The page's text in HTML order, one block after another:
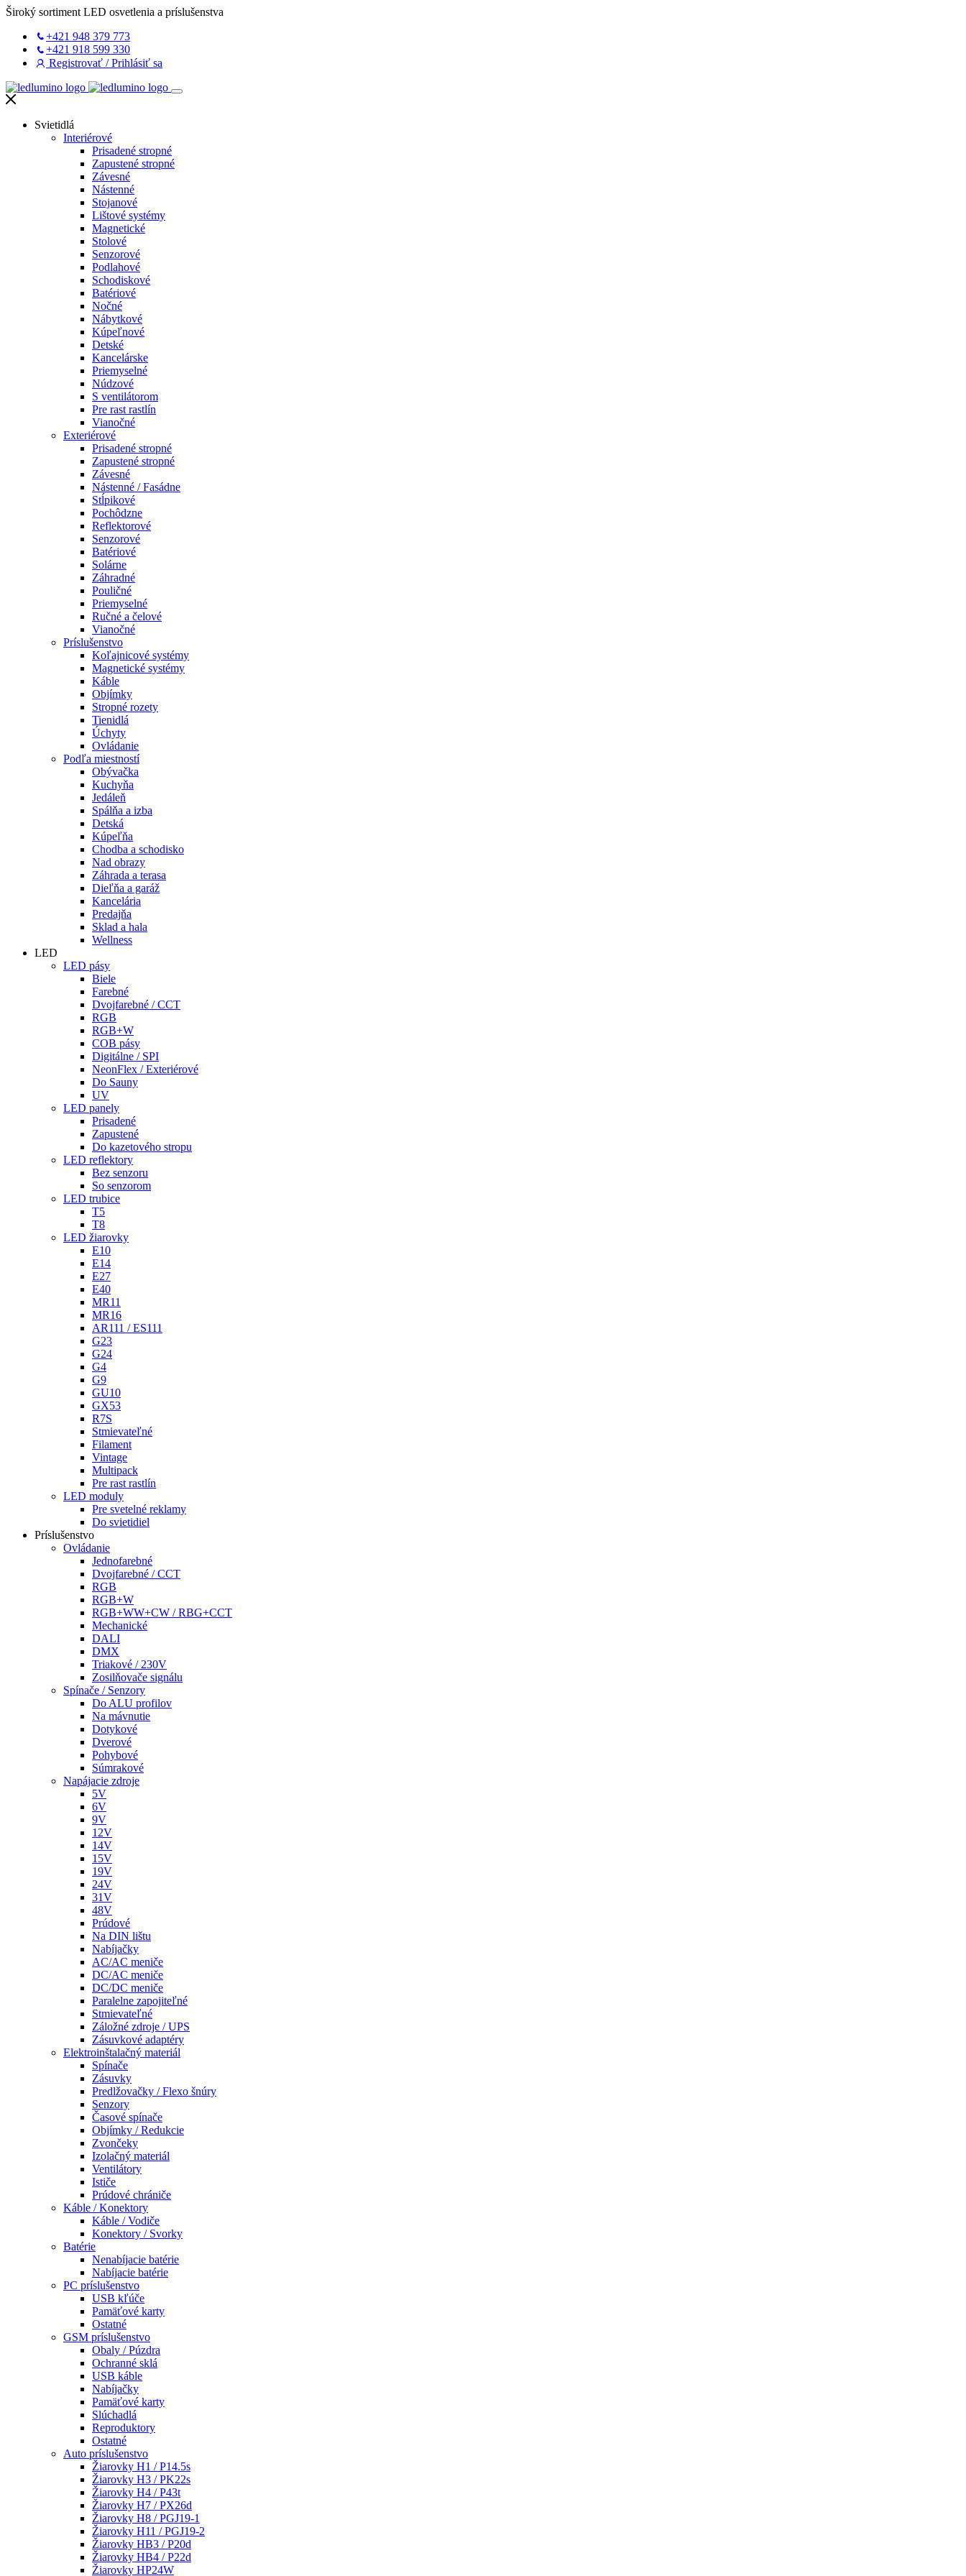
Široký sortiment LED osvetlenia a príslušenstva
+421 948 379 773
+421 918 599 330
Registrovať /Prihlásiť sa
Svietidlá
Interiérové
Prisadené stropné
Zapustené stropné
Závesné
Nástenné
Stojanové
Lištové systémy
Magnetické
Stolové
Senzorové
Podlahové
Schodiskové
Batériové
Nočné
Nábytkové
Kúpeľnové
Detské
Kancelárske
Priemyselné
Núdzové
S ventilátorom
Pre rast rastlín
Vianočné
Exteriérové
Prisadené stropné
Zapustené stropné
Závesné
Nástenné / Fasádne
Stĺpikové
Pochôdzne
Reflektorové
Senzorové
Batériové
Solárne
Záhradné
Pouličné
Priemyselné
Ručné a čelové
Vianočné
Príslušenstvo
Koľajnicové systémy
Magnetické systémy
Káble
Objímky
Stropné rozety
Tienidlá
Úchyty
Ovládanie
Podľa miestností
Obývačka
Kuchyňa
Jedáleň
Spálňa a izba
Detská
Kúpeľňa
Chodba a schodisko
Nad obrazy
Záhrada a terasa
Dieľňa a garáž
Kancelária
Predajňa
Sklad a hala
Wellness
LED
LED pásy
Biele
Farebné
Dvojfarebné / CCT
RGB
RGB+W
COB pásy
Digitálne / SPI
NeonFlex / Exteriérové
Do Sauny
UV
LED panely
Prisadené
Zapustené
Do kazetového stropu
LED reflektory
Bez senzoru
So senzorom
LED trubice
T5
T8
LED žiarovky
E10
E14
E27
E40
MR11
MR16
AR111 / ES111
G23
G24
G4
G9
GU10
GX53
R7S
Stmievateľné
Filament
Vintage
Multipack
Pre rast rastlín
LED moduly
Pre svetelné reklamy
Do svietidiel
Príslušenstvo
Ovládanie
Jednofarebné
Dvojfarebné / CCT
RGB
RGB+W
RGB+WW+CW / RBG+CCT
Mechanické
DALI
DMX
Triakové / 230V
Zosilňovače signálu
Spínače / Senzory
Do ALU profilov
Na mávnutie
Dotykové
Dverové
Pohybové
Súmrakové
Napájacie zdroje
5V
6V
9V
12V
14V
15V
19V
24V
31V
48V
Prúdové
Na DIN lištu
Nabíjačky
AC/AC meniče
DC/AC meniče
DC/DC meniče
Paralelne zapojiteľné
Stmievateľné
Záložné zdroje / UPS
Zásuvkové adaptéry
Elektroinštalačný materiál
Spínače
Zásuvky
Predlžovačky / Flexo šnúry
Senzory
Časové spínače
Objímky / Redukcie
Zvončeky
Izolačný materiál
Ventilátory
Ističe
Prúdové chrániče
Káble / Konektory
Káble / Vodiče
Konektory / Svorky
Batérie
Nenabíjacie batérie
Nabíjacie batérie
PC príslušenstvo
USB kľúče
Pamäťové karty
Ostatné
GSM príslušenstvo
Obaly / Púzdra
Ochranné sklá
USB káble
Nabíjačky
Pamäťové karty
Slúchadlá
Reproduktory
Ostatné
Auto príslušenstvo
Žiarovky H1 / P14.5s
Žiarovky H3 / PK22s
Žiarovky H4 / P43t
Žiarovky H7 / PX26d
Žiarovky H8 / PGJ19-1
Žiarovky H11 / PGJ19-2
Žiarovky HB3 / P20d
Žiarovky HB4 / P22d
Žiarovky HP24W